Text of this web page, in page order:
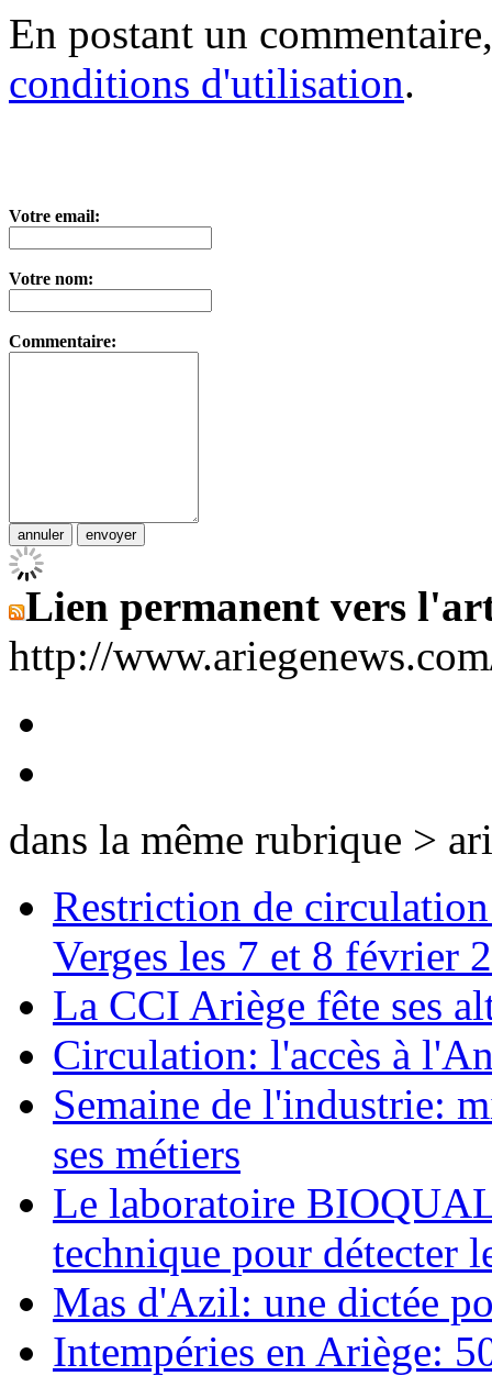
En postant un
conditions d'utilisation.
Votre email:
Votre nom:
Commentaire:
Lien permanent vers
http://
dans la même rubrique >
Restriction de
Verges les 7 et 8 février
La CCI Ariège fête ses
Circulation: l'accès à
Semaine de l'industrie:
ses métiers
Le laboratoire
technique pour détecter
Mas d'Azil: une dictée
Intempéries en Ariège: